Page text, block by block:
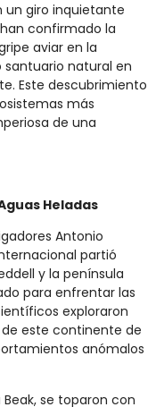
un giro inquietante
confirmado la
aviar en la
natural en
Este descubrimiento
más
de una
Heladas
Antonio
partió
y la península
para enfrentar las
exploraron
este continente de
anómalos
se toparon con